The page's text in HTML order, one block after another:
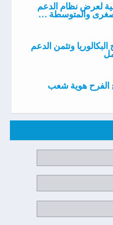
لعرض نظام الدعم
والمتوسطة …
البكالوريا وتثمن الدعم
الفرح هوية شعب